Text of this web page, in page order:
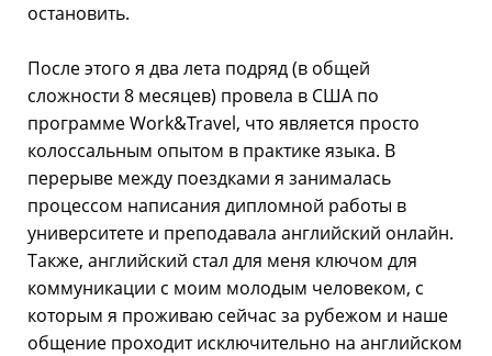
остановить.
После этого я два лета подряд (в общей
сложности 8 месяцев) провела в США по
программе Work&Travel, что является просто
колоссальным опытом в практике языка. В
перерыве между поездками я занималась
процессом написания дипломной работы в
университете и преподавала английский онлайн.
Также, английский стал для меня ключом для
коммуникации с моим молодым человеком, с
которым я проживаю сейчас за рубежом и наше
общение проходит исключительно на английском